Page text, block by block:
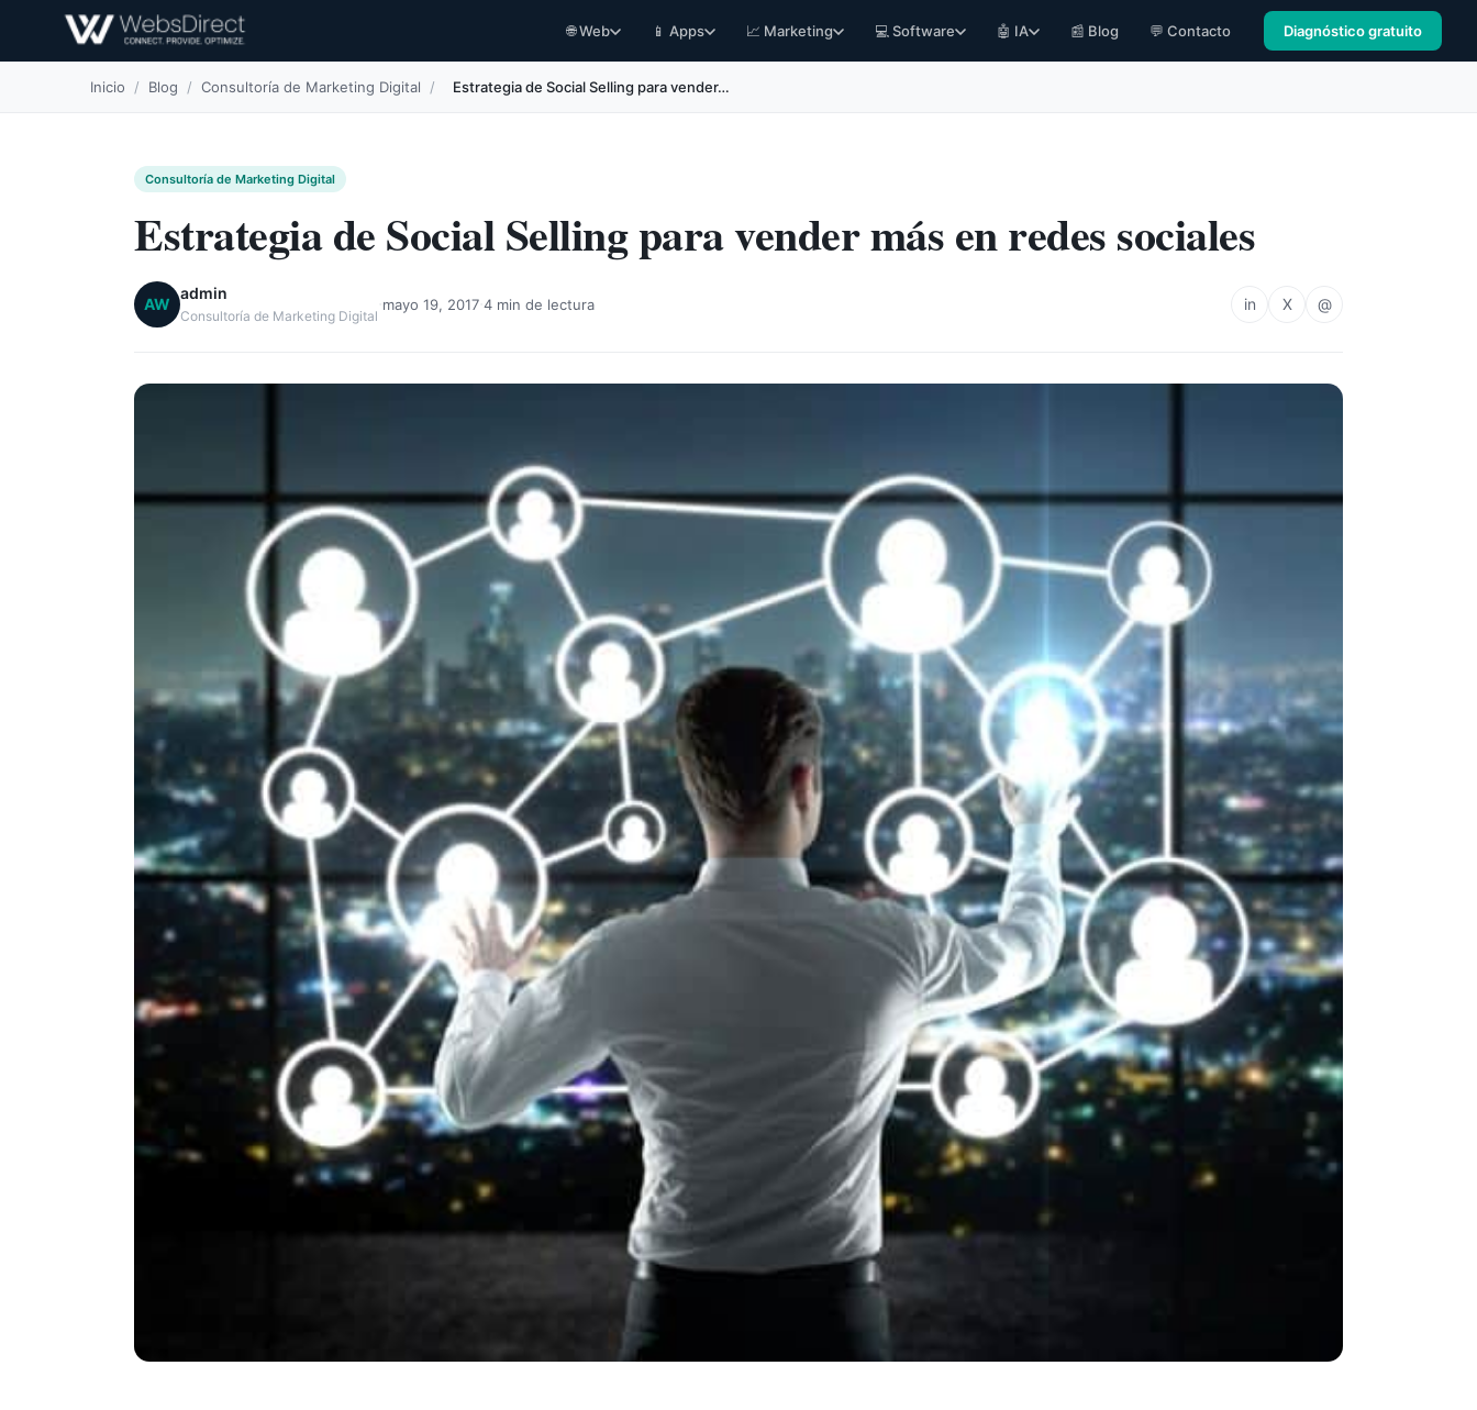
🌐 Web 📱 Apps 📈 Marketing 💻 Software 🤖 IA 📰 Blog 💬 Contacto Diagnóstico gratuito
Inicio / Blog / Consultoría de Marketing Digital / Estrategia de Social Selling para vender…
Consultoría de Marketing Digital
Estrategia de Social Selling para vender más en redes sociales
AW
admin
Consultoría de Marketing Digital
mayo 19, 2017 4 min de lectura in X @